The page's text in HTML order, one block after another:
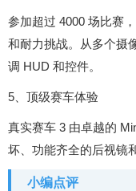
参加超过 4000 场比赛
和耐力挑战。从多个摄
调 HUD 和控件。
5、顶级赛车体验
真实赛车 3 由卓越的
坏、功能齐全的后视镜
小编点评